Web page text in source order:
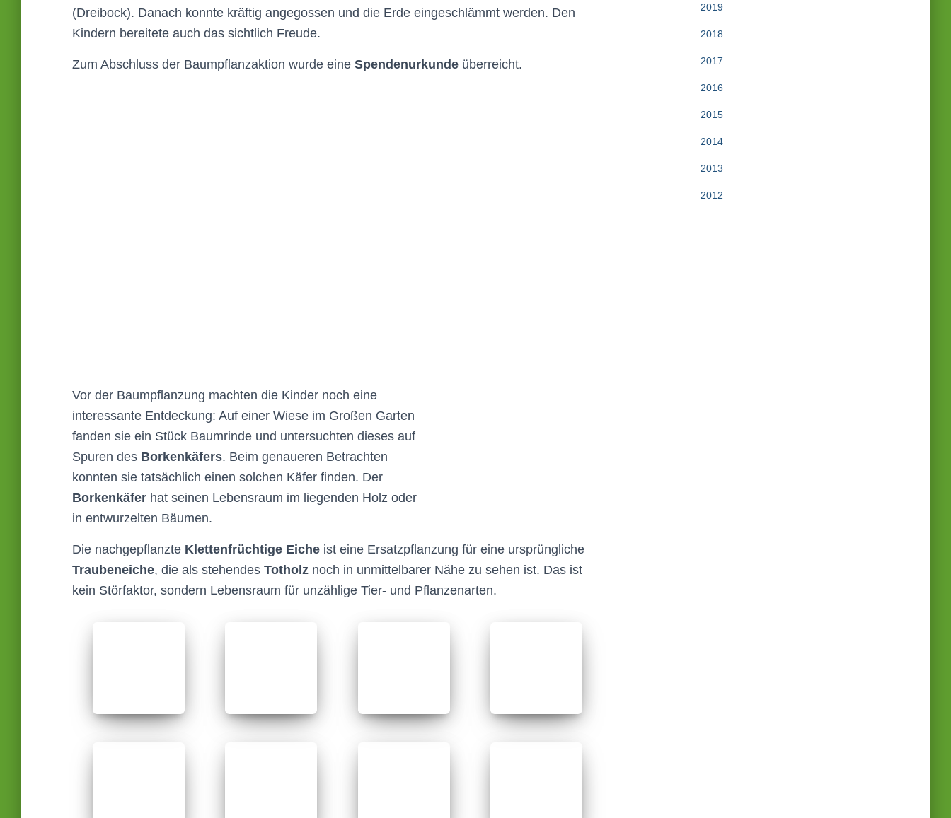
(Dreibock). Danach konnte kräftig angegossen und die Erde eingeschlämmt werden. Den
Kindern bereitete auch das sichtlich Freude.
Zum Abschluss der Baumpflanzaktion wurde eine Spendenurkunde überreicht.
Vor der Baumpflanzung machten die Kinder noch eine
interessante Entdeckung: Auf einer Wiese im Großen Garten
fanden sie ein Stück Baumrinde und untersuchten dieses auf
Spuren des Borkenkäfers. Beim genaueren Betrachten
konnten sie tatsächlich einen solchen Käfer finden. Der
Borkenkäfer hat seinen Lebensraum im liegenden Holz oder
in entwurzelten Bäumen.
Die nachgepflanzte Klettenfrüchtige Eiche ist eine Ersatzpflanzung für eine ursprüngliche
Traubeneiche, die als stehendes Totholz noch in unmittelbarer Nähe zu sehen ist. Das ist
kein Störfaktor, sondern Lebensraum für unzählige Tier- und Pflanzenarten.
2019
2018
2017
2016
2015
2014
2013
2012